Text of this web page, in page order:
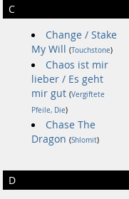
C
Change / Stake
My Will
(Touchstone)
Chaos ist mir
lieber / Es geht
mir gut (Vergiftete
Pfeile, Die)
Chase The
Dragon (Shlomit)
D